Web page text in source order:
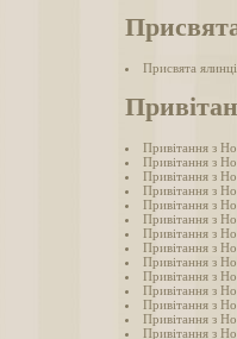
Присвята
Привітання з
Привітання з
Привітання з
Привітання з
Привітання з
Привітання з
Привітання з
Привітання з
Привітання з
Привітання з
Привітання з
Привітання з
Привітання з
Привітання з